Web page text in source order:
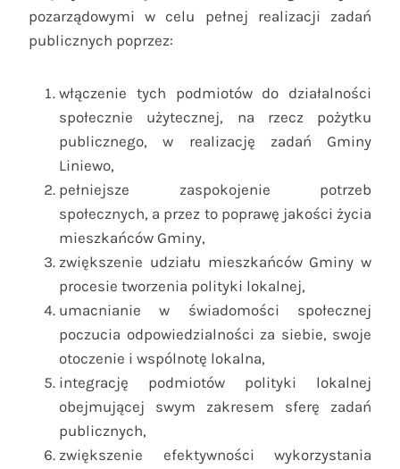
pozarządowymi w celu pełnej realizacji zadań
publicznych poprzez:
włączenie tych podmiotów do działalności
społecznie użytecznej, na rzecz pożytku
publicznego, w realizację zadań Gminy
Liniewo,
pełniejsze zaspokojenie potrzeb
społecznych, a przez to poprawę jakości życia
mieszkańców Gminy,
zwiększenie udziału mieszkańców Gminy w
procesie tworzenia polityki lokalnej,
umacnianie w świadomości społecznej
poczucia odpowiedzialności za siebie, swoje
otoczenie i wspólnotę lokalna,
integrację podmiotów polityki lokalnej
obejmującej swym zakresem sferę zadań
publicznych,
zwiększenie efektywności wykorzystania